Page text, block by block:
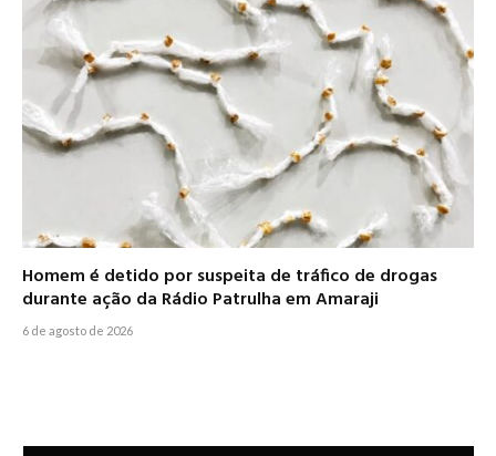
Homem é detido por suspeita de tráfico de drogas
durante ação da Rádio Patrulha em Amaraji
6 de agosto de 2026